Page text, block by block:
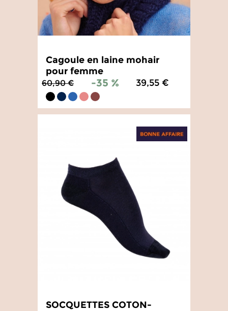
Cagoule en laine mohair
pour femme
60,90 € -35 % 39,55 €
SOCQUETTES COTON-